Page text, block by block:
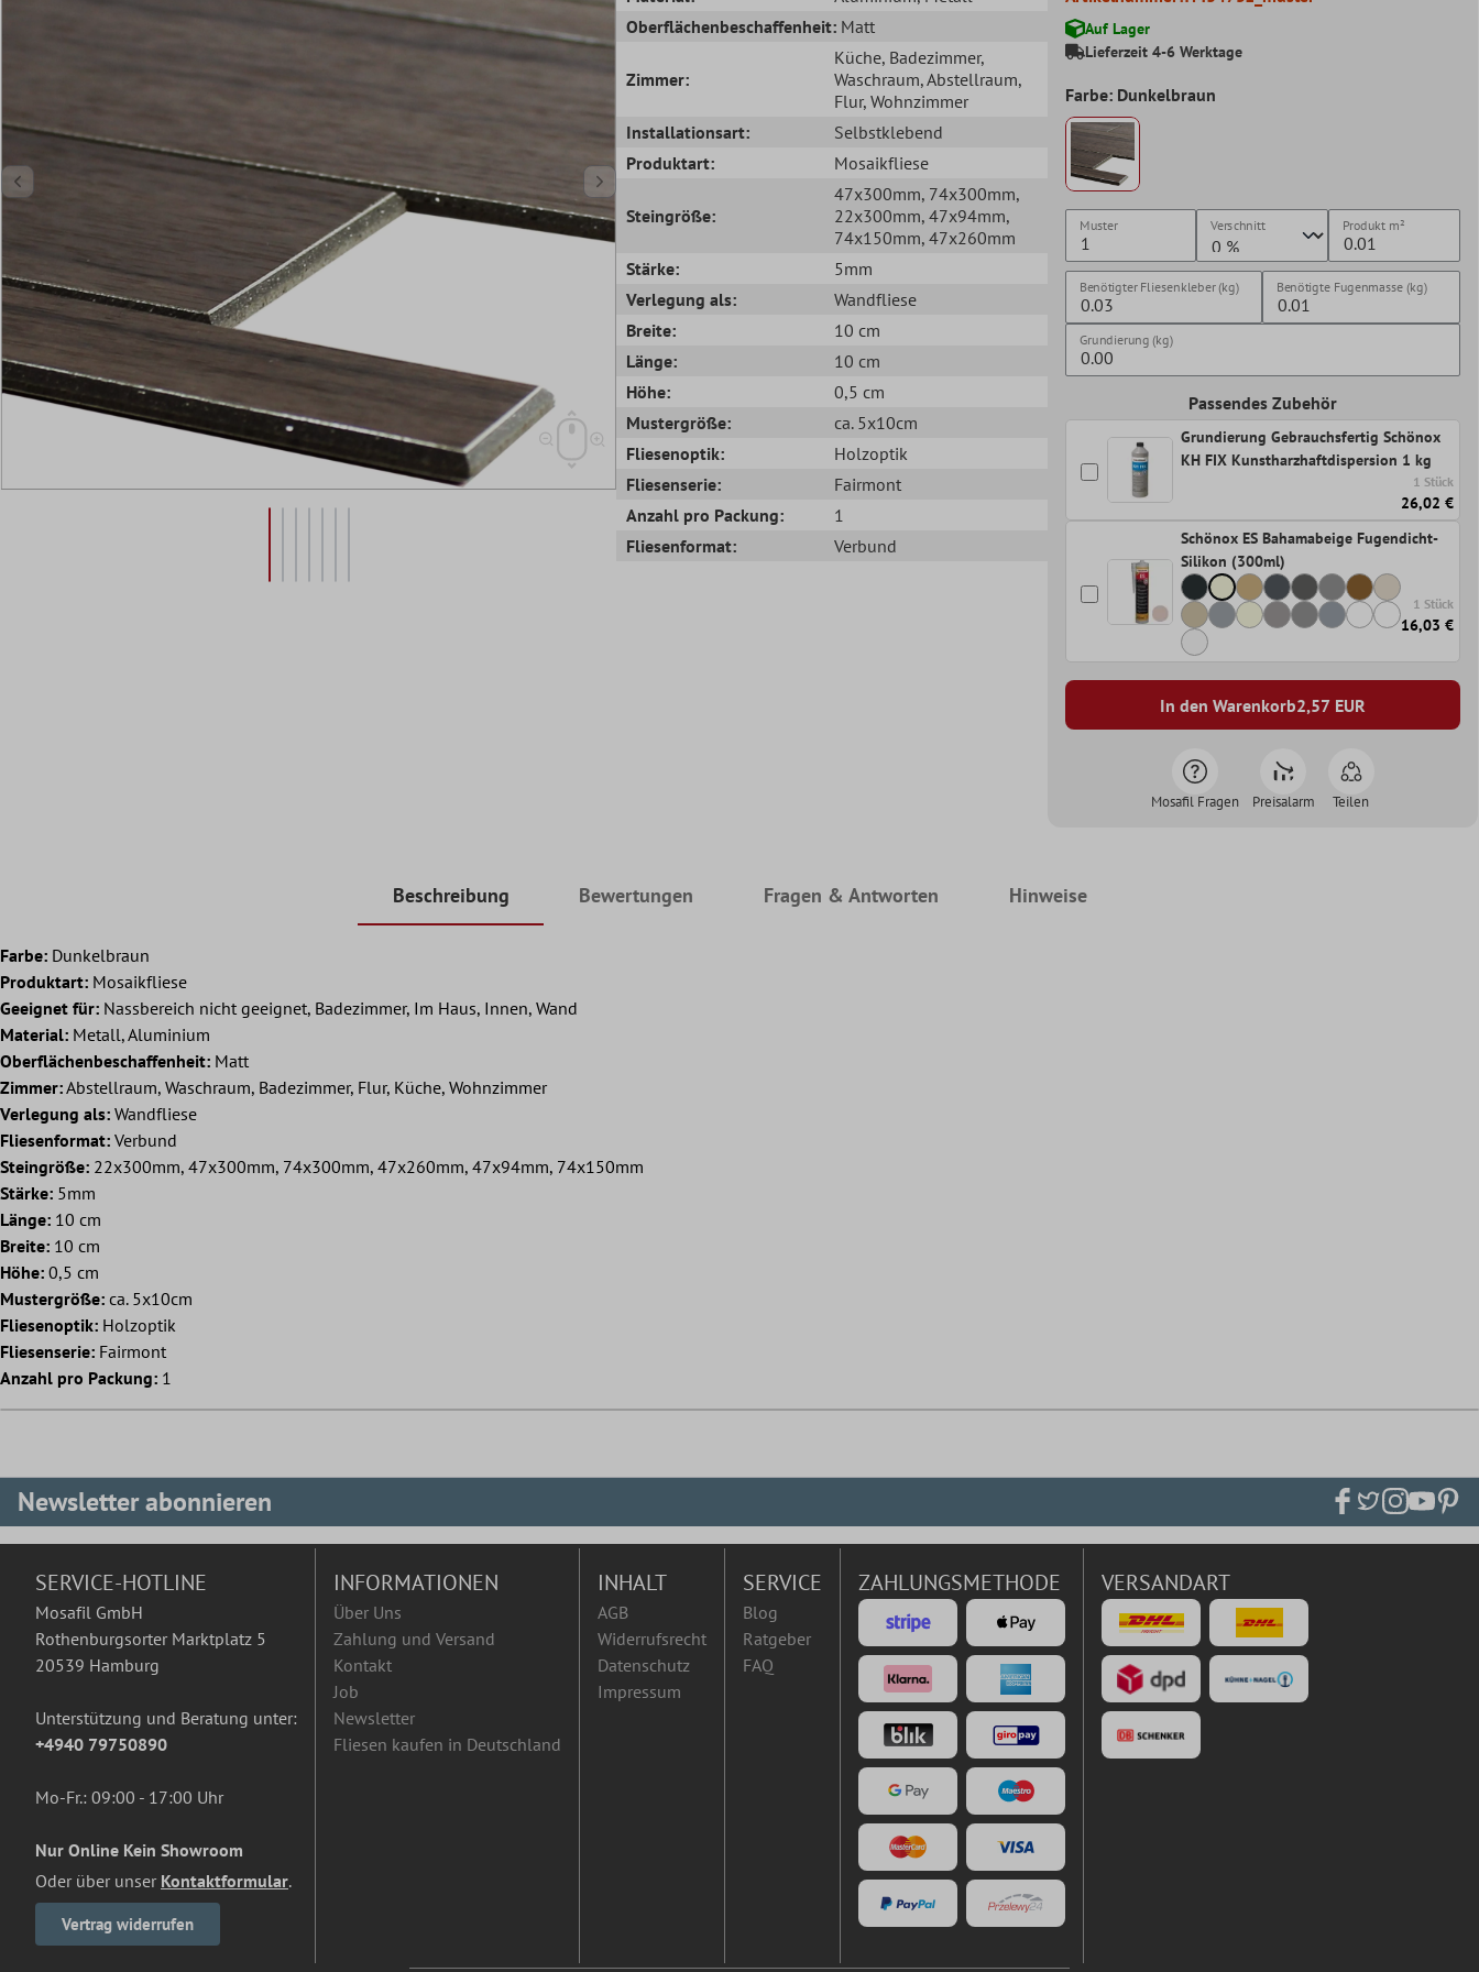
Oberflächenbeschaffenheit: Matt
Zimmer:
Küche, Badezimmer,
Waschraum, Abstellraum,
Flur, Wohnzimmer
Installationsart:
Selbstklebend
Produktart:
Mosaikfliese
Steingröße:
47x300mm, 74x300mm,
22x300mm, 47x94mm,
74x150mm, 47x260mm
Stärke:
5mm
Verlegung als:
Wandfliese
Breite:
10 cm
Länge:
10 cm
Höhe:
0,5 cm
Mustergröße:
ca. 5x10cm
Fliesenoptik:
Holzoptik
Fliesenserie:
Fairmont
Anzahl pro Packung:
1
Fliesenformat:
Verbund
Auf Lager
Lieferzeit 4-6 Werktage
Farbe: Dunkelbraun
Muster Verschnitt Produkt m²
Benötigter Fliesenkleber (kg) Benötigte Fugenmasse (kg)
Grundierung (kg)
Passendes Zubehör
Grundierung Gebrauchsfertig Schönox
KH FIX Kunstharzhaftdispersion 1 kg
1 Stück
26,02 €
Schönox ES Bahamabeige Fugendicht-
Silikon (300ml)
1 Stück
16,03 €
In den Warenkorb2,57 EUR
Mosafil Fragen Preisalarm Teilen
Beschreibung Bewertungen Fragen & Antworten Hinweise
Farbe: Dunkelbraun
Produktart: Mosaikfliese
Geeignet für: Nassbereich nicht geeignet, Badezimmer, Im Haus, Innen, Wand
Material: Metall, Aluminium
Oberflächenbeschaffenheit: Matt
Zimmer:Abstellraum, Waschraum, Badezimmer, Flur, Küche, Wohnzimmer
Verlegung als: Wandfliese
Fliesenformat: Verbund
Steingröße: 22x300mm, 47x300mm, 74x300mm, 47x260mm, 47x94mm, 74x150mm
Stärke: 5mm
Länge: 10 cm
Breite: 10 cm
Höhe: 0,5 cm
Mustergröße: ca. 5x10cm
Fliesenoptik: Holzoptik
Fliesenserie: Fairmont
Anzahl pro Packung: 1
Newsletter abonnieren
SERVICE-HOTLINE
Mosafil GmbH
Rothenburgsorter Marktplatz 5
20539 Hamburg
Unterstützung und Beratung unter:
+4940 79750890
Mo-Fr.: 09:00 - 17:00 Uhr
Nur Online Kein Showroom
Oder über unser Kontaktformular.
Vertrag widerrufen
INFORMATIONEN
Über Uns
Zahlung und Versand
Kontakt
Job
Newsletter
Fliesen kaufen in Deutschland
INHALT
AGB
Widerrufsrecht
Datenschutz
Impressum
SERVICE
Blog
Ratgeber
FAQ
ZAHLUNGSMETHODE VERSANDART